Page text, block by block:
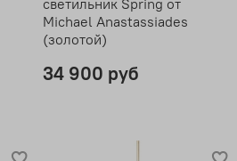
светильник Spring от
Michael Anastassiades
(золотой)
34 900 руб